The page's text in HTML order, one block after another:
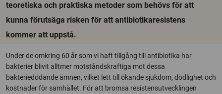
teoretiska och praktiska metoder som behövs för att
kunna förutsäga risken för att antibiotikaresistens
kommer att uppstå.
Under de omkring 60 år som vi haft tillgång till antibiotika har
bakterier blivit alltmer motståndskraftiga mot dessa
bakteriedödande ämnen, vilket lett till ökande sjukdom, dödlighet och
kostnader för samhället. För att bromsa resistensutvecklingen